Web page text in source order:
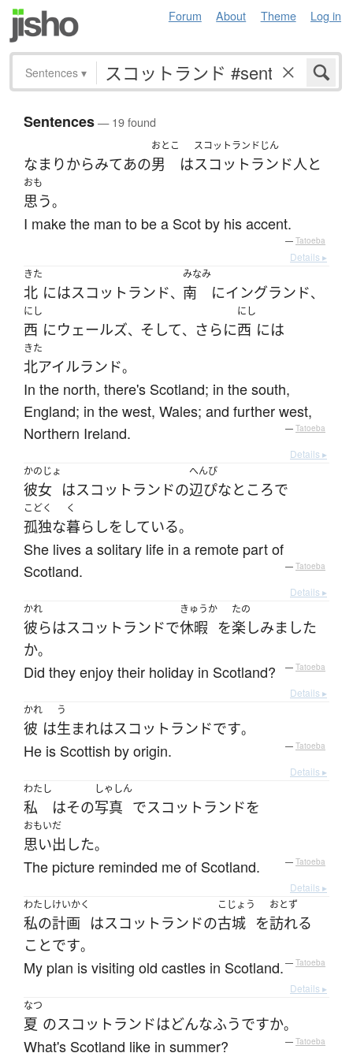
Forum About Theme Log in
Sentences ▾
Sentences— 19 found
なまりからみてあの
おとこ
男 は
スコットランドじん
スコットランド人と
おも
思う。
I make the man to be a Scot by his accent.
— Tatoeba
Details ▸
きた
北 にはスコットランド、
みなみ
南 にイングランド、
にし
西 にウェールズ、 そして、 さらに
にし
西 には
きた
北アイルランド。
In the north, there's Scotland; in the south,
England; in the west, Wales; and further west,
Northern Ireland.
— Tatoeba
Details ▸
かのじょ
彼女 はスコットランドの
へんぴ
辺ぴなところで
こどく
孤独な
く
暮らしを している。
She lives a solitary life in a remote part of
Scotland.
— Tatoeba
Details ▸
かれ
彼らはスコットランドで
きゅうか
休暇 を
たの
楽しみました
か。
Did they enjoy their holiday in Scotland? — Tatoeba
Details ▸
かれ
彼 は
う
生まれはスコットランドです。
He is Scottish by origin. — Tatoeba
Details ▸
わたし
私 はその
しゃしん
写真 でスコットランドを
おもいだ
思い出した。
The picture reminded me of Scotland. — Tatoeba
Details ▸
わたし
私の
けいかく
計画 はスコットランドの
こじょう
古城 を
おとず
訪れる
ことです。
My plan is visiting old castles in Scotland. — Tatoeba
Details ▸
なつ
夏 のスコットランドはどんなふうですか。
What's Scotland like in summer? — Tatoeba